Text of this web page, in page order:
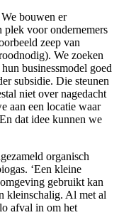
bouwen er
plek voor ondernemers
zeep van
We zoeken
businessmodel goed
subsidie. Die steunen
niet over nagedacht
aan een locatie waar
dat idee kunnen we
organisch
‘Een kleine
gebruikt kan
kleinschalig. Al met al
afval in om het